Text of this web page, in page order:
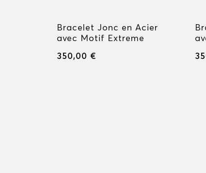
Bracelet Jonc en Acier
avec Motif Extreme
350,00 €